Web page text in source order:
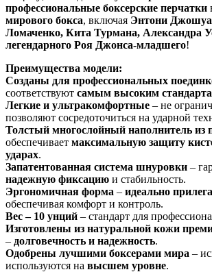
профессиональные боксерские перчатки
мирового бокса, включая Энтони
Ломаченко, Кита Турмана, Александра
легендарного Роя Джонса-младшего!
Преимущества модели:
Созданы для профессиональных
соответствуют самым высоким
Легкие и ультракомфортные – не
позволяют сосредоточиться на ударной
Толстый многослойный наполнитель из
обеспечивает максимальную защиту
ударах.
Запатентованная система шнуровки –
надежную фиксацию и стабильность.
Эргономичная форма – идеально
обеспечивая комфорт и контроль.
Вес – 10 унций – стандарт для
Изготовлены из натуральной кожи
– долговечность и надежность.
Одобрены лучшими боксерами мира –
используются на высшем уровне.